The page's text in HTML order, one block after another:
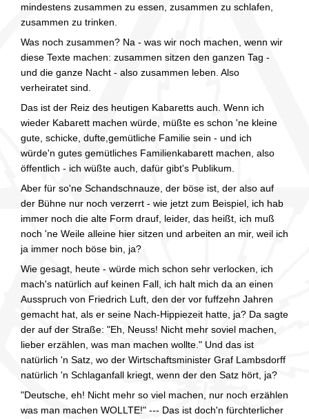
mindestens zusammen zu essen, zusammen zu schlafen,
zusammen zu trinken.
Was noch zusammen? Na - was wir noch machen, wenn wir
diese Texte machen: zusammen sitzen den ganzen Tag -
und die ganze Nacht - also zusammen leben. Also
verheiratet sind.
Das ist der Reiz des heutigen Kabaretts auch. Wenn ich
wieder Kabarett machen würde, müßte es schon 'ne kleine
gute, schicke, dufte,gemütliche Familie sein - und ich
würde'n gutes gemütliches Familienkabarett machen, also
öffentlich - ich wüßte auch, dafür gibt's Publikum.
Aber für so'ne Schandschnauze, der böse ist, der also auf
der Bühne nur noch verzerrt - wie jetzt zum Beispiel, ich hab
immer noch die alte Form drauf, leider, das heißt, ich muß
noch 'ne Weile alleine hier sitzen und arbeiten an mir, weil ich
ja immer noch böse bin, ja?
Wie gesagt, heute - würde mich schon sehr verlocken, ich
mach's natürlich auf keinen Fall, ich halt mich da an einen
Ausspruch von Friedrich Luft, den der vor fuffzehn Jahren
gemacht hat, als er seine Nach-Hippiezeit hatte, ja? Da sagte
der auf der Straße: "Eh, Neuss! Nicht mehr soviel machen,
lieber erzählen, was man machen wollte." Und das ist
natürlich 'n Satz, wo der Wirtschaftsminister Graf Lambsdorff
natürlich 'n Schlaganfall kriegt, wenn der den Satz hört, ja?
"Deutsche, eh! Nicht mehr so viel machen, nur noch erzählen
was man machen WOLLTE!" --- Das ist doch'n fürchterlicher